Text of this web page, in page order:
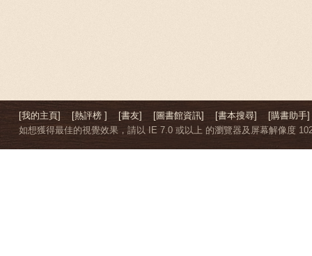
[我的主頁] [熱評榜 ] [書友] [圖書館資訊] [書本搜尋]
[購書助手]
如想獲得最佳的視覺效果，請以 IE 7.0 或以上 的瀏覽器及屏幕解像度